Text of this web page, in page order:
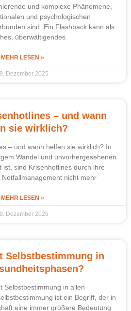
und komplexe Phänomene,
und psychologischen
sind. Ein Flashback kann als
überwältigendes
MEHR LESEN »
Dezember 2025
– und wann
sie wirklich?
– und wann helfen sie wirklich? In
Wandel und unvorhergesehenen
ist, sind Krisenhotlines durch ihre
Notfallmanagement nicht mehr
MEHR LESEN »
Dezember 2025
Selbstbestimmung in
Selbstbestimmung in allen
ist ein Begriff, der in
eine immer größere Bedeutung